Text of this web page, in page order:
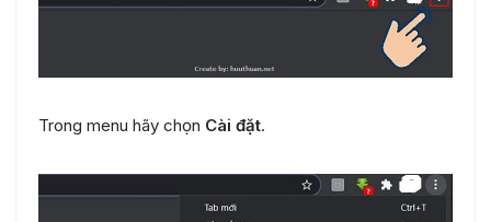
Trong menu hãy chọn Cài đặt.